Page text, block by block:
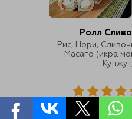
Ролл
Рис, Нори,
Масаго (икра